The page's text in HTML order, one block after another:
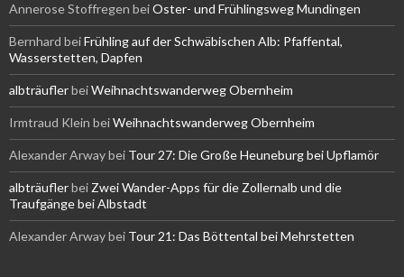
Annerose Stoffregen beiOster- und Frühlingsweg Mundingen
Bernhard beiFrühling auf der Schwäbischen Alb: Pfaffental,
Wasserstetten, Dapfen
albträuflerbeiWeihnachtswanderweg Obernheim
Irmtraud Klein beiWeihnachtswanderweg Obernheim
Alexander Arwaybei Tour 27: Die Große Heuneburg bei Upflamör
albträuflerbei Zwei Wander-Apps für die Zollernalb und die
Traufgänge bei Albstadt
Alexander Arwaybei Tour 21: Das Böttental bei Mehrstetten